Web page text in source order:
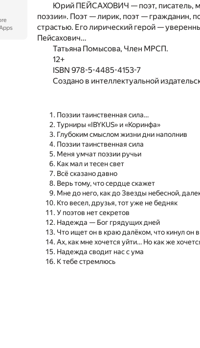
Юрий ПЕЙСАХОВИЧ — поэт, писатель,
поэзии». Поэт — лирик, поэт — гражданин,
страстью. Его лирический герой —
Пейсахович…
Татьяна Помысова, Член МРСП.
12+
ISBN 978-5-4485-4153-7
Создано в интеллектуальной
Поэзии таинственная сила…
Турниры «IBYKUS» и «Коринфа»
Глубоким смыслом жизни дни наполнив
Поэзии таинственная сила
Меня умчат поэзии ручьи
Как мал и тесен свет
Всё сказано давно
Верь тому, что сердце скажет
Мне до него, как до Звезды небесной,
Кто весел, друзья, тот уже не бедняк
У поэтов нет секретов
Надежда — Бог грядущих дней
Что ищет он в краю далёком, что кинул он
Ах, как мне хочется уйти… Но как же
Надежда сводит нас с ума
К тебе стремлюсь